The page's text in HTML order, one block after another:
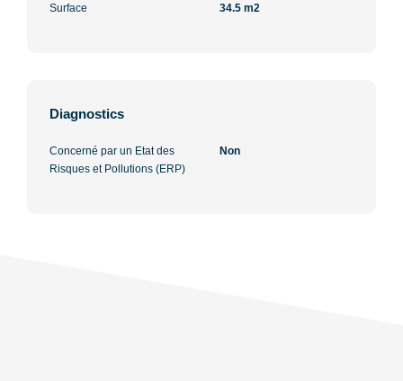
Surface 34.5 m2
Diagnostics
Concerné par un Etat des
Risques et Pollutions (ERP)
Non